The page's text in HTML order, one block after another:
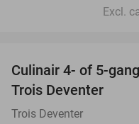
Excl.
Culinair 4- of 5-
Trois Deventer
Trois Deventer